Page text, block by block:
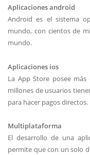
Aplicaciones android
Android es el sistema
mundo, con cientos de
mundo.
Aplicaciones ios
La App Store posee
millones de usuarios
para hacer pagos directos.
Multiplataforma
El desarrollo de una
permite que con un solo